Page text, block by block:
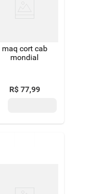
maq cort cab
mondial
R$ 77,99